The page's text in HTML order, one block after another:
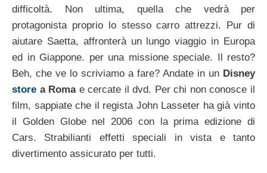
difficoltà. Non ultima, quella che vedrà per
protagonista proprio lo stesso carro attrezzi. Pur di
aiutare Saetta, affronterà un lungo viaggio in Europa
ed in Giappone. per una missione speciale. Il resto?
Beh, che ve lo scriviamo a fare? Andate in un Disney
store a Romae cercate il dvd. Per chi non conosce il
film, sappiate che il regista John Lasseter ha già vinto
il Golden Globe nel 2006 con la prima edizione di
Cars. Strabilianti effetti speciali in vista e tanto
divertimento assicurato per tutti.